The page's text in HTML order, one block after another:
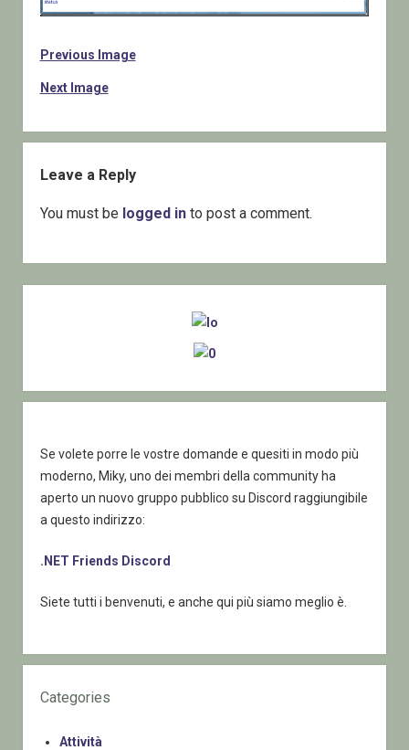
Previous Image
Next Image
Leave a Reply
You must be logged into post a comment.
Se volete porre le vostre domande e quesiti in modo più
moderno, Miky, uno dei membri della community ha
aperto un nuovo gruppo pubblico su Discord raggiungibile
a questo indirizzo:
.NET Friends Discord
Siete tutti i benvenuti, e anche qui più siamo meglio è.
Categories
Attività